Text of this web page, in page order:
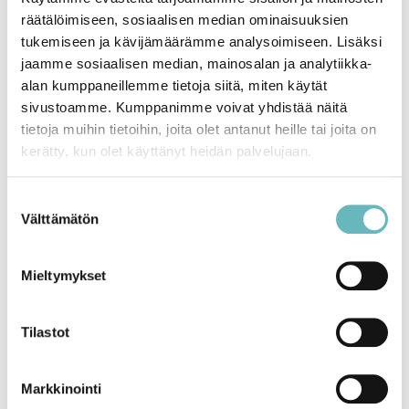
räätälöimiseen, sosiaalisen median ominaisuuksien
tukemiseen ja kävijämäärämme analysoimiseen. Lisäksi
jaamme sosiaalisen median, mainosalan ja analytiikka-
alan kumppaneillemme tietoja siitä, miten käytät
sivustoamme. Kumppanimme voivat yhdistää näitä
tietoja muihin tietoihin, joita olet antanut heille tai joita on
kerätty, kun olet käyttänyt heidän palvelujaan.
valinta
Välttämätön
Mieltymykset
Tilastot
Markkinointi
Tärkeimmät kysymykset
esittää isännöitsijälle
Kun olet löytänyt potentiaalisia isännöitsijöitä, on
taloyhtiösi tarpeisiin. Tässä muutamia keskeisiä
1. Millainen kokemus teillä on asunto-
arvioimaan isännöitsijän osaamista ja kokemusta.
raportoinnin? On tärkeää tietää, miten isännöitsijä